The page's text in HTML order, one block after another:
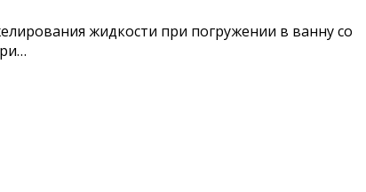
жидкости при погружении в ванну со